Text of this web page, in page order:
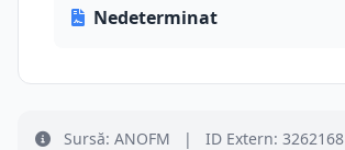
Nedeterminat
Sursă: ANOFM | ID Extern: 3262168